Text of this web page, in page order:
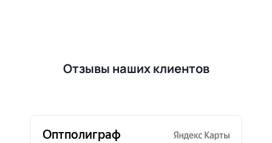
Отзывы наших клиентов